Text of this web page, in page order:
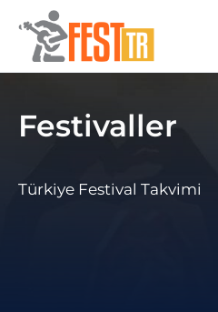
Ana içeriğe atla
Festivaller
Türkiye Festival Takvimi